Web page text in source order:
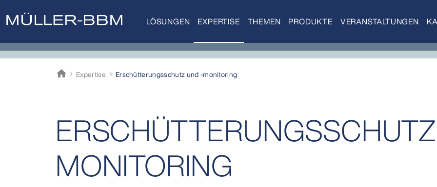
LÖSUNGEN EXPERTISE THEMEN PRODUKTE VERANSTALTUNGEN
home
Müller-BBM
Expertise Erschütter­ungs­schutz und -monitoring
MONITORING